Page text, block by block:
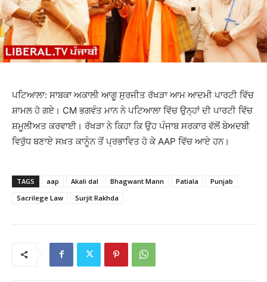
ਪਟਿਆਲਾ: ਸਾਬਕਾ ਅਕਾਲੀ ਆਗੂ ਸੁਰਜੀਤ ਰੱਖੜਾ ਆਮ ਆਦਮੀ ਪਾਰਟੀ ਵਿੱਚ
ਸ਼ਾਮਲ ਹੋ ਗਏ। CM ਭਗਵੰਤ ਮਾਨ ਨੇ ਪਟਿਆਲਾ ਵਿੱਚ ਉਨ੍ਹਾਂ ਦੀ ਪਾਰਟੀ ਵਿੱਚ
ਸ਼ਮੂਲੀਅਤ ਕਰਵਾਈ। ਰੱਖੜਾ ਨੇ ਕਿਹਾ ਕਿ ਉਹ ਪੰਜਾਬ ਸਰਕਾਰ ਵੱਲੋਂ ਬੇਅਦਬੀ
ਵਿਰੁੱਧ ਬਣਾਏ ਸਖ਼ਤ ਕਾਨੂੰਨ ਤੋਂ ਪ੍ਰਭਾਵਿਤ ਹੋ ਕੇ AAP ਵਿੱਚ ਆਏ ਹਨ।
TAGS aap Akali dal Bhagwant Mann Patiala
Punjab
Sacrilege Law
Surjit Rakhda